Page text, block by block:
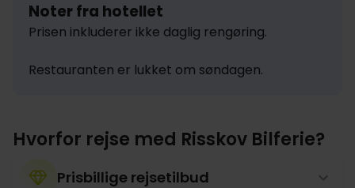
Noter fra hotellet
Prisen inkluderer ikke daglig rengøring.
Restauranten er lukket om søndagen.
Hvorfor rejse med Risskov Bilferie?
Prisbillige rejsetilbud